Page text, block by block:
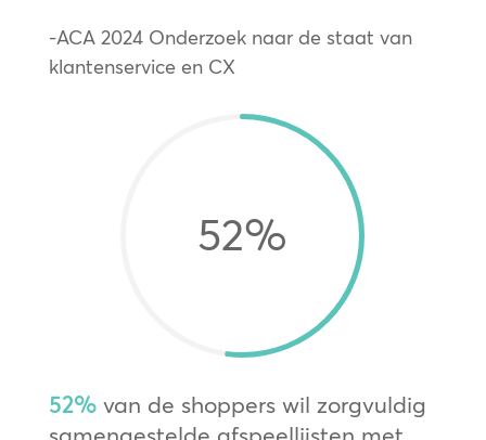
-ACA 2024 Onderzoek naar de staat van
klantenservice en CX
52%
52%van de shoppers wil zorgvuldig